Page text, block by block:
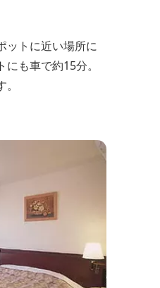
ットに近い場所に
も車で約15分。